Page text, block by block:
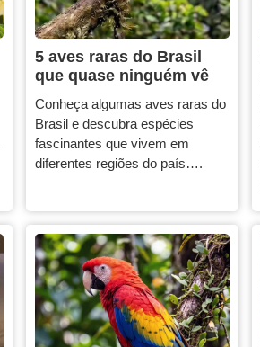
5 aves raras do Brasil
que quase ninguém vê
Conheça algumas aves raras do
Brasil e descubra espécies
fascinantes que vivem em
diferentes regiões do país….